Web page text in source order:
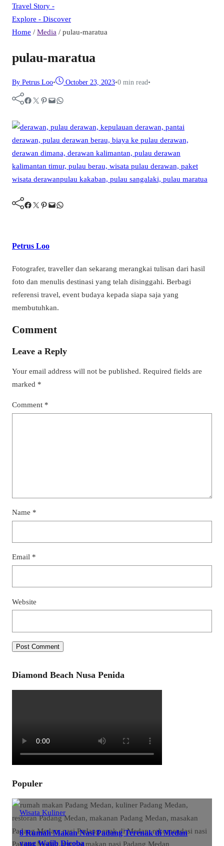
Home / Media / pulau-maratua
pulau-maratua
By Petrus Loo• October 23, 2023•0 min read•
Facebook Twitter Pinterest Mail WhatsApp
Facebook Twitter Pinterest Mail WhatsApp
Petrus Loo
Fotografer, traveller dan sekarang merangkai tulisan dari hasil
foto dan menulis destinasi yang telah disinggahi. Berbagi
referensi travel, event budaya kepada siapa saja yang
membutuhkan.
Comment
Leave a Reply
Your email address will not be published. Required fields are
marked *
Comment *
Name *
Email *
Website
Diamond Beach Nusa Penida
Populer
Wisata Kuliner
8 Rumah Makan Nasi Padang Terenak di Medan
yang Wajib Dicoba